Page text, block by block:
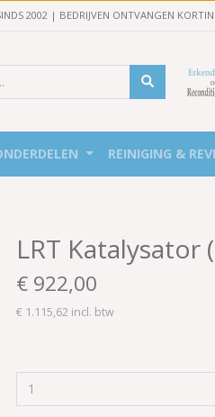
2002 | BEDRIJVEN ONTVANGEN
REINIGING &
LRT Katalysator
€ 922,00
€ 1.115,62 incl. btw